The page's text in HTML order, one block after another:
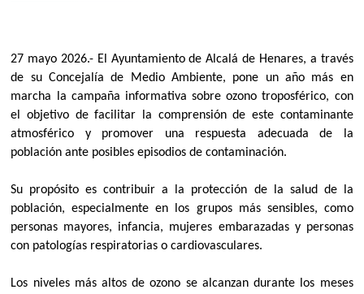
27 mayo 2026.- El Ayuntamiento de Alcalá de Henares, a través
de su Concejalía de Medio Ambiente, pone un año más en
marcha la campaña informativa sobre ozono troposférico, con
el objetivo de facilitar la comprensión de este contaminante
atmosférico y promover una respuesta adecuada de la
población ante posibles episodios de contaminación.
Su propósito es contribuir a la protección de la salud de la
población, especialmente en los grupos más sensibles, como
personas mayores, infancia, mujeres embarazadas y personas
con patologías respiratorias o cardiovasculares.
Los niveles más altos de ozono se alcanzan durante los meses